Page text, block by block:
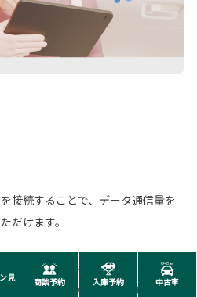
接続することで、データ通信量を
だけます。
続可能です。 ＊2. 直近3日間（当日は含みま
日速度制限がかかることがあります。 ＊3.
見
商談予約 入庫予約 中古車